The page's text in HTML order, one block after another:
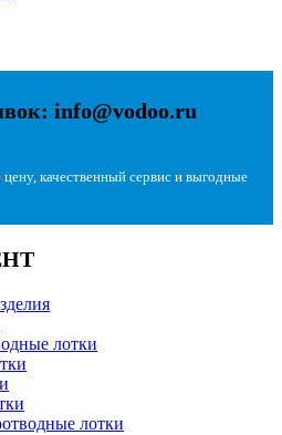
info@vodoo.ru
качественный сервис и выгодные
лотки
лотки